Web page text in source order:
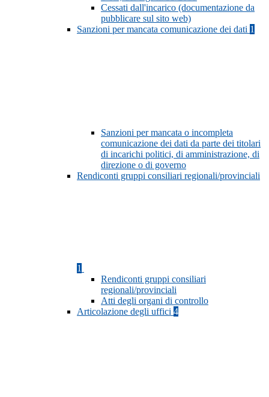
Cessati dall'incarico (documentazione da
pubblicare sul sito web)
Sanzioni per mancata comunicazione dei dati 1
Sanzioni per mancata o incompleta
comunicazione dei dati da parte dei titolari
di incarichi politici, di amministrazione, di
direzione o di governo
Rendiconti gruppi consiliari regionali/provinciali
1
Rendiconti gruppi consiliari
regionali/provinciali
Atti degli organi di controllo
Articolazione degli uffici 4